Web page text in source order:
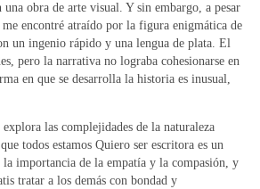
obra de arte visual. Y sin embargo, a pesar
encontré atraído por la figura enigmática de
un ingenio rápido y una lengua de plata. El
pero la narrativa no lograba cohesionarse en
en que se desarrolla la historia es inusual,
las complejidades de la naturaleza
todos estamos Quiero ser escritora es un
importancia de la empatía y la compasión, y
tratar a los demás con bondad y